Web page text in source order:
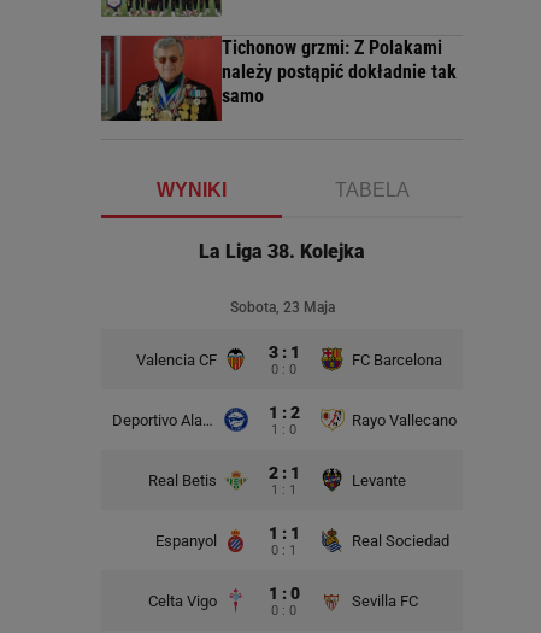
Tichonow grzmi: Z Polakami
należy postąpić dokładnie tak
samo
WYNIKI TABELA
La Liga 38. Kolejka
Sobota, 23 Maja
Valencia CF 3 : 1
0 : 0
FC Barcelona
Deportivo Alaves 1 : 2
1 : 0
Rayo Vallecano
Real Betis 2 : 1
1 : 1
Levante
Espanyol 1 : 1
0 : 1
Real Sociedad
Celta Vigo 1 : 0
0 : 0
Sevilla FC